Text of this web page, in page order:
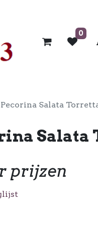
0
Salata
Salata
prijzen